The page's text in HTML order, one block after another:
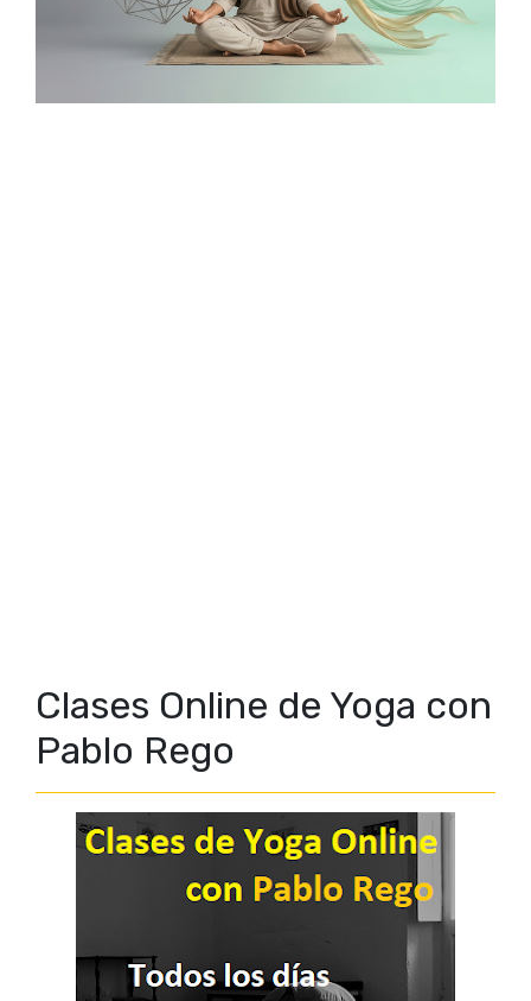
Clases Online de Yoga con
Pablo Rego